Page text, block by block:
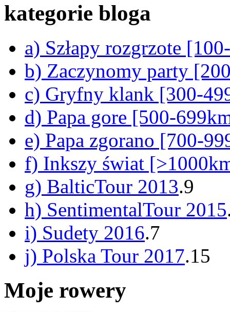
kategorie bloga
a) Szłapy rozgrzote
b) Zaczynomy party
c) Gryfny klank [300-
d) Papa gore [500-
e) Papa zgorano [700-
f) Inkszy świat
g) BalticTour 2013.9
h) SentimentalTour 2015
i) Sudety 2016.7
j) Polska Tour 2017.15
Moje rowery